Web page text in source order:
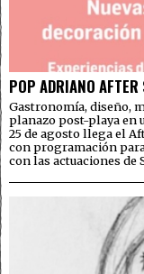
POP ADRIANO
Gastronomía, diseño,
planazo post-playa en
25 de agosto llega el
con programación
con las actuaciones de